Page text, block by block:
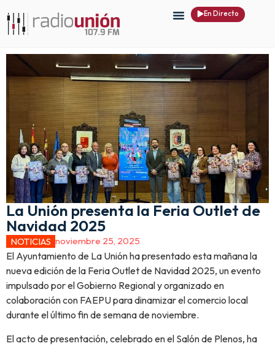
En Directo
La Unión presenta la Feria Outlet de
Navidad 2025
NOTICIAS noviembre 25, 2025
El Ayuntamiento de La Unión ha presentado esta mañana la
nueva edición de la Feria Outlet de Navidad 2025, un evento
impulsado por el Gobierno Regional y organizado en
colaboración con FAEPU para dinamizar el comercio local
durante el último fin de semana de noviembre.
El acto de presentación, celebrado en el Salón de Plenos, ha